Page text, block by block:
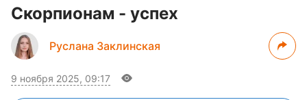
Скорпионам - успех
Руслана Заклинская
9 ноября 2025, 09:17